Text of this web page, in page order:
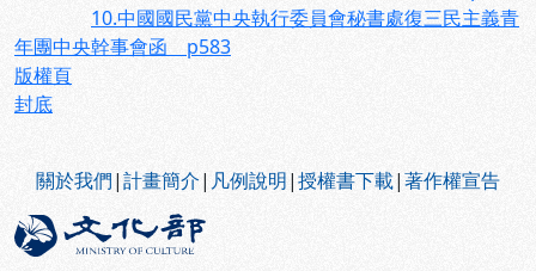
10.中國國民黨中央執行委員會秘書處復三民主義青
年團中央幹事會函 p583
版權頁
封底
關於我們|計畫簡介| 凡例說明|授權書下載|著作權宣告